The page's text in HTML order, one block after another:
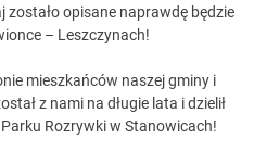
zostało opisane naprawdę będzie
– Leszczynach!
mieszkańców naszej gminy i
z nami na długie lata i dzielił
Rozrywki w Stanowicach!